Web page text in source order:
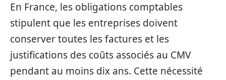
En France, les obligations comptables
stipulent que les entreprises doivent
conserver toutes les factures et les
justifications des coûts associés au CMV
pendant au moins dix ans. Cette nécessité